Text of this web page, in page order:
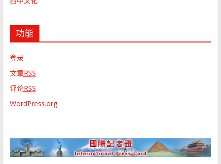
功能
登录
文章RSS
评论RSS
WordPress.org